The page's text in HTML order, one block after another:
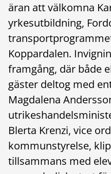
äran att välkomna
yrkesutbildning,
Koppardalen.
framgång, där både
gäster deltog med
Magdalena
Blerta Krenzi, vice
kommunstyrelse,
tillsammans med